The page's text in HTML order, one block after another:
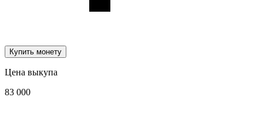
Купить монету
Цена выкупа
83 000